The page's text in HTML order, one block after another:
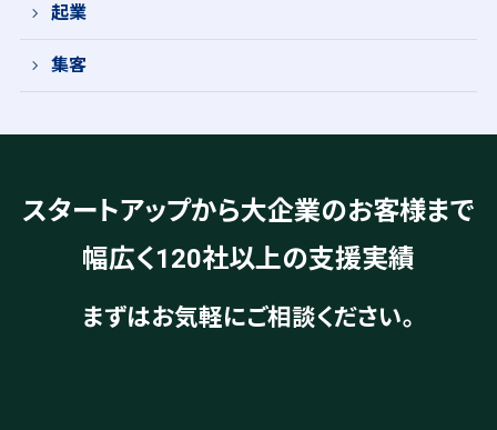
起業
集客
スタートアップから大企業のお客様まで
幅広く120社以上の支援実績
まずはお気軽にご相談ください。